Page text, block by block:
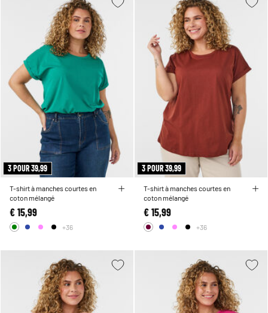
3 POUR 39,99
T-shirt à manches courtes en
coton mélangé
€ 15,99
+36
3 POUR 39,99
T-shirt à manches courtes en
coton mélangé
€ 15,99
+36